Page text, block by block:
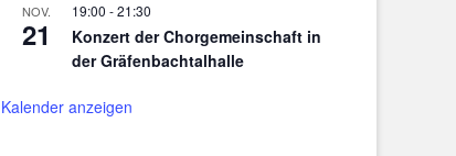
NOV.
21
19:00 -21:30
Konzert der Chorgemeinschaft in
der Gräfenbachtalhalle
Kalender anzeigen